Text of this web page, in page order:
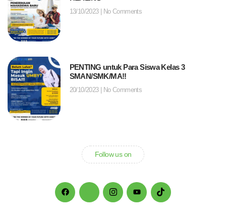
13/10/2023 No Comments
PENTING untuk Para Siswa Kelas 3
SMAN/SMK/MA!!
20/10/2023 No Comments
Follow us on